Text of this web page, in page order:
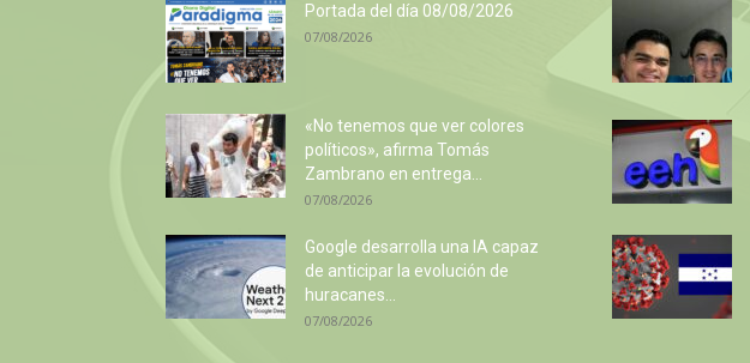
Portada del día 08/08/2026
07/08/2026
«No tenemos que ver colores
políticos», afirma Tomás
Zambrano en entrega...
07/08/2026
Google desarrolla una IA capaz
de anticipar la evolución de
huracanes...
07/08/2026